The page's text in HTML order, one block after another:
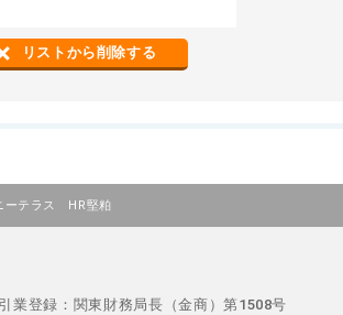
リストから削除する
ーテラス HR堅粕
業登録：関東財務局長（金商）第1508号